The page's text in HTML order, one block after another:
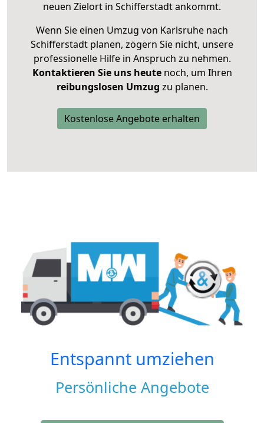
neuen Zielort in Schifferstadt ankommt.
Wenn Sie einen Umzug von Karlsruhe nach
Schifferstadt planen, zögern Sie nicht, unsere
professionelle Hilfe in Anspruch zu nehmen.
Kontaktieren Sie uns heutenoch, um Ihren
reibungslosen Umzug zu planen.
Kostenlose Angebote erhalten
Entspannt umziehen
Persönliche Angebote